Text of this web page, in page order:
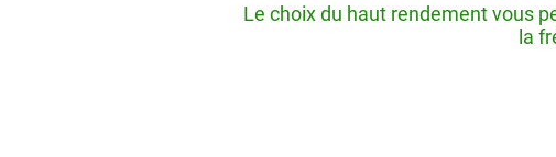
Le choix du haut rendement vous
la